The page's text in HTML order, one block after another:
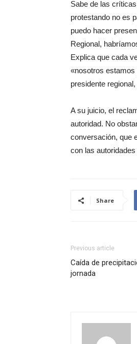
Sabe de las
protestando no es
puedo hacer
Regional,
Explica que cada
«nosotros estamos
presidente
A su juicio, el
autoridad. No
conversación, que
con las
Share
Previous article
Caída de
jornada